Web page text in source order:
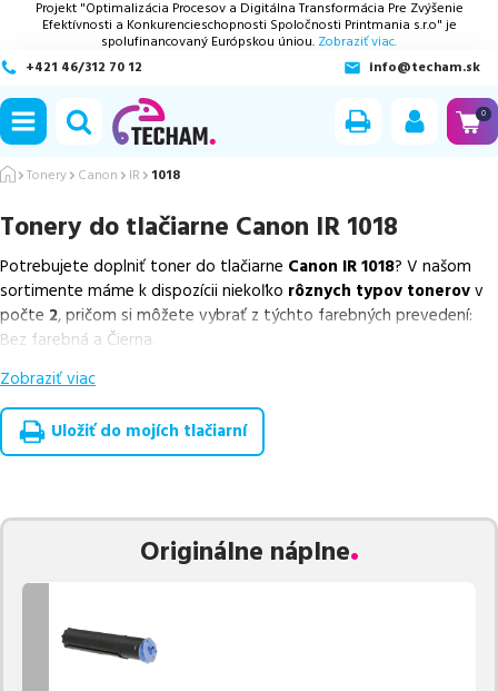
Projekt "Optimalizácia Procesov a Digitálna Transformácia Pre Zvýšenie
Efektívnosti a Konkurencieschopnosti Spoločnosti Printmania s.r.o" je
spolufinancovaný Európskou úniou. Zobraziť viac.
+421 46/312 70 12
info@techam.sk
0
Tonery Canon IR 1018
Tonery do tlačiarne Canon IR 1018
Potrebujete doplniť toner do tlačiarne Canon IR 1018? V našom
sortimente máme k dispozícii niekoľko rôznych typov tonerovv
počte 2, pričom si môžete vybrať z týchto farebných prevedení:
Bez farebná a Čierna.
Z uvedeného množstva dostupných náplní
náplnev počte2ks.
Celá táto certifikovaná ponuka, spĺňajúca normy ISO 9001 a 14001,
Vieme, že pri nákupe zohráva dôležitú úlohu aj dostupnosť. Preto
pravidelne naskladňovať produkty, aby boli ihneď k
dispozícii na odoslanie.
Ak si pri výbere nie ste istí, ktoré riešenie je pre vaše potreby
Zobraziť viac
Uložiť do mojích tlačiarní
Originálne náplne